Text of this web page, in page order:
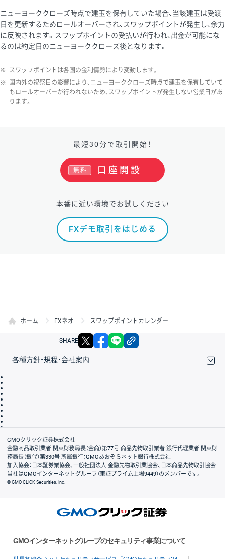
ニューヨーククローズ時点で建玉を保有していた場合、当該建玉は受渡
日を更新するためロールオーバーされ、スワップポイントが発生し、余力
に反映されます。スワップポイントの受払いが行われ、出金が可能にな
るのは約定日のニューヨーククローズ後となります。
※ スワップポイントは各国の金利情勢により変動します。
※
国内外の祝祭日の影響により、ニューヨーククローズ時点で建玉を保有していて
もロールオーバーが行われないため、スワップポイントが発生しない営業日があ
ります。
最短30分で取引開始！
口座開設
無料
本番に近い環境でお試しください
FXデモ取引をはじめる
ホーム FXネオ スワップポイントカレンダー
SHARE X facebook
各種方針・規程・会社案内
会社案内
GMOクリック証券株式会社
金融商品取引業者 関東財務局長（金商）第77号 商品先物取引業者 銀行代理業者 関東財
務局長（銀代）第330号 所属銀行：GMOあおぞらネット銀行株式会社
加入協会：日本証券業協会、一般社団法人 金融先物取引業協会、日本商品先物取引協会
当社はGMOインターネットグループ（東証プライム上場9449）のメンバーです。
© GMO CLICK Securities, Inc.
GMOインターネットグループのセキュリティ事業について